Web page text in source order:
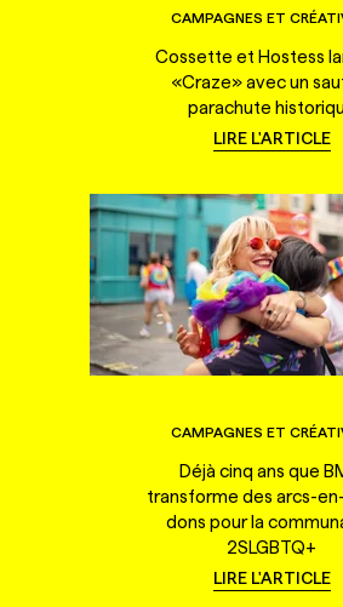
CAMPAGNES ET
Cossette et Hostess
«Craze» avec un
parachute
LIRE L'ARTICLE
CAMPAGNES ET
Déjà cinq ans que
transforme des arcs-
dons pour la
2SLGBTQ+
LIRE L'ARTICLE